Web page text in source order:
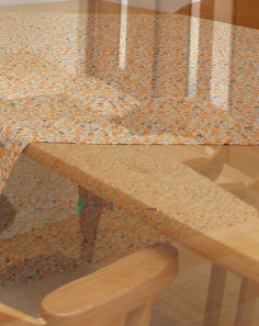
2/4